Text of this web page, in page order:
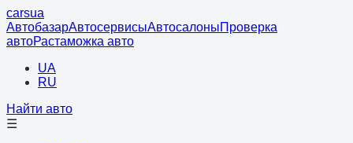
carsua
АвтобазарАвтосервисыАвтосалоныПроверка
автоРастаможка авто
UA
RU
Найти авто
☰